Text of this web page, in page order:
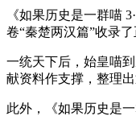
《如果历史是一群喵
卷“秦楚两汉篇”收录
一统天下后，始皇喵
献资料作支撑，整理
此外，《如果历史是